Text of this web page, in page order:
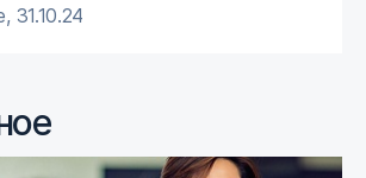
, 31.10.24